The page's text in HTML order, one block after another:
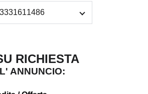
RICHIESTA
ANNUNCIO: